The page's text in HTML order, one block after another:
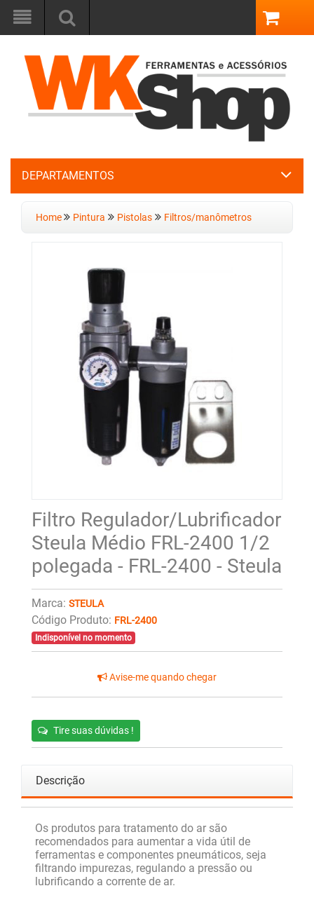
DEPARTAMENTOS
Home Pintura Pistolas Filtros/manômetros
Filtro Regulador/Lubrificador
Steula Médio FRL-2400 1/2
polegada - FRL-2400 - Steula
Marca: STEULA
Código Produto: FRL-2400
Indisponível no momento
Avise-me quando chegar
Tire suas dúvidas !
Descrição
Os produtos para tratamento do ar são
recomendados para aumentar a vida útil de
ferramentas e componentes pneumáticos, seja
filtrando impurezas, regulando a pressão ou
lubrificando a corrente de ar.